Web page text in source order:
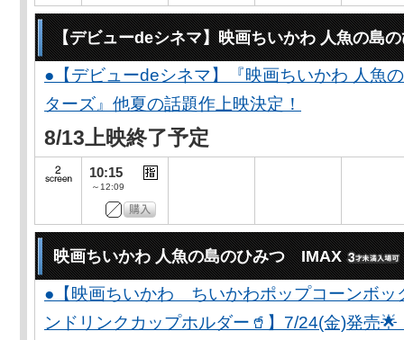
【デビューdeシネマ】映画ちいかわ 人魚の島
●【デビューdeシネマ】『映画ちいかわ 人魚
ターズ』他夏の話題作上映決定！
8/13上映終了予定
10:15
～12:09
映画ちいかわ 人魚の島のひみつ IMAX
●【映画ちいかわ ちいかわポップコーンボ
ンドリンクカップホルダー🥤】7/24(金)発売